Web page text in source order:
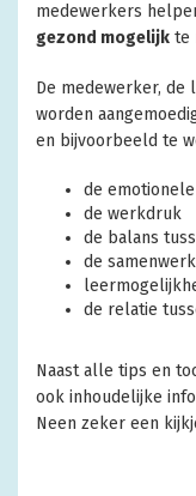
medewerkers
gezond mogelijk te
De medewerker, de
worden
en bijvoorbeeld te
de
de werkdruk
de balans
de
de relatie
Naast alle tips en
ook inhoudelijke
Neen zeker een